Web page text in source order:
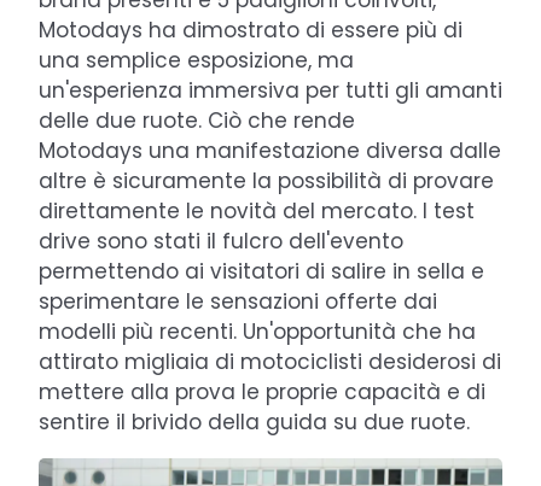
Motodays ha dimostrato di essere più di
una semplice esposizione, ma
un'esperienza immersiva per tutti gli amanti
delle due ruote. Ciò che rende
Motodays una manifestazione diversa dalle
altre è sicuramente la possibilità di provare
direttamente le novità del mercato. I test
drive sono stati il fulcro dell'evento
permettendo ai visitatori di salire in sella e
sperimentare le sensazioni offerte dai
modelli più recenti. Un'opportunità che ha
attirato migliaia di motociclisti desiderosi di
mettere alla prova le proprie capacità e di
sentire il brivido della guida su due ruote.